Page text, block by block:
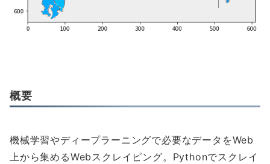
概要
機械学習やディープラーニングで必要なデータをWeb
上から集めるWebスクレイピング。Pythonでスクレイ